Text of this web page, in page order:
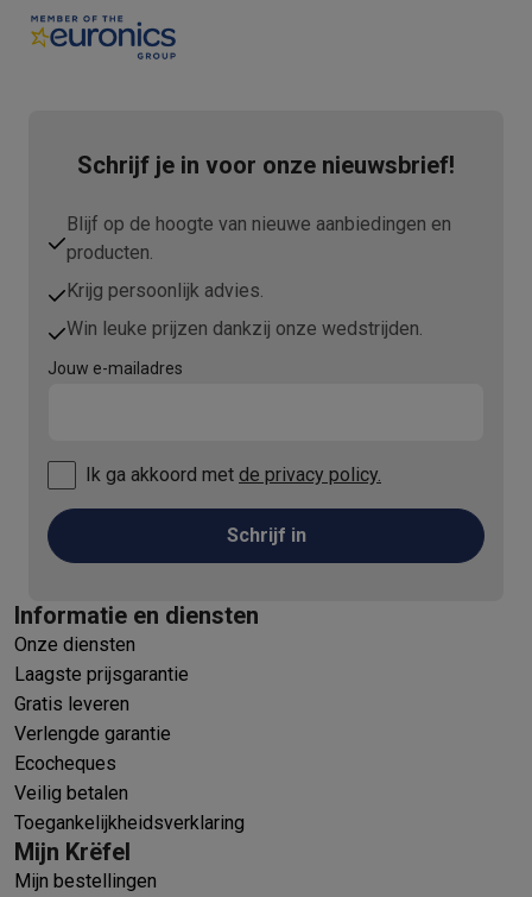
Schrijf je in voor onze nieuwsbrief!
Blijf op de hoogte van nieuwe aanbiedingen en
producten.
Krijg persoonlijk advies.
Win leuke prijzen dankzij onze wedstrijden.
Jouw e-mailadres
Ik ga akkoord met de privacy policy.
Schrijf in
Informatie en diensten
Onze diensten
Laagste prijsgarantie
Gratis leveren
Verlengde garantie
Ecocheques
Veilig betalen
Toegankelijkheidsverklaring
Mijn Krëfel
Mijn bestellingen